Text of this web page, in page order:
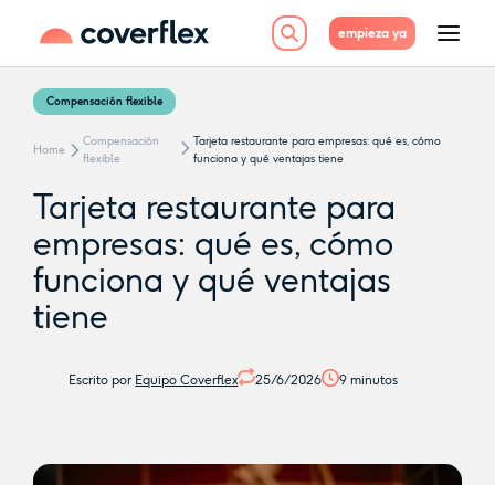
empieza ya
Compensación flexible
Home
Compensación
flexible
Tarjeta restaurante para empresas: qué es, cómo
funciona y qué ventajas tiene
Tarjeta restaurante para
empresas: qué es, cómo
funciona y qué ventajas
tiene
Escrito por Equipo Coverflex 25/6/2026 9 minutos